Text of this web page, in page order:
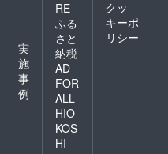
実
施
事
例
RE
ふる
さと
納税
AD
FOR
ALL
HIO
KOS
HI
クッ
キーポ
リシー